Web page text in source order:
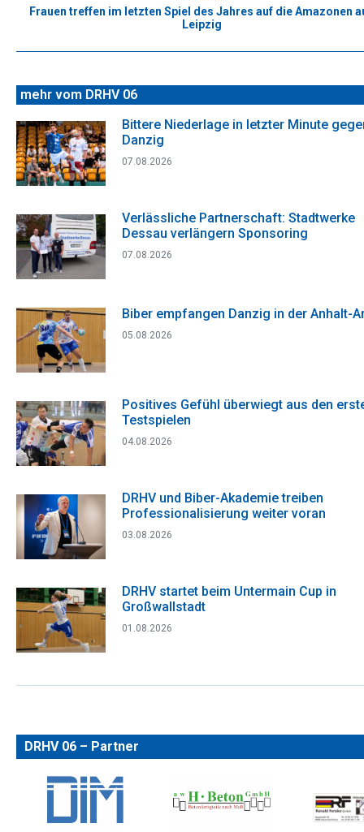
Nächster
Frauen treffen im letzten Spiel des Jahres auf die Amazonen
Leipzig
mehr vom DRHV 06
Bittere Niederlage in letzter Minute
Danzig
07.08.2026
Verlässliche Partnerschaft: Stadtwerke
Dessau verlängern Sponsoring
07.08.2026
Biber empfangen Danzig in der Anhalt-
05.08.2026
Positives Gefühl überwiegt aus den
Testspielen
04.08.2026
DRHV und Biber-Akademie treiben
Professionalisierung weiter voran
03.08.2026
DRHV startet beim Untermain Cup in
Großwallstadt
01.08.2026
DRHV 06 – Partner